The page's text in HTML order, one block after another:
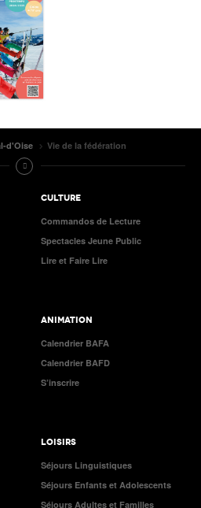
d'Oise Vie de la fédération
CULTURE
Commandos de Lecture
Spectacles Jeune Public
Lire et Faire Lire
ANIMATION
Calendrier BAFA
Calendrier BAFD
S’inscrire
LOISIRS
Séjours Linguistiques
Séjours Enfants et Adolescents
Séjours Adultes et Familles